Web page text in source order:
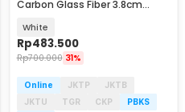
Carbon Glass Fiber 3.8cm
White
Rp483.500
Rp700.000 31%
Online JKTP
JKTB
JKTU
TGR CKP
PBKS